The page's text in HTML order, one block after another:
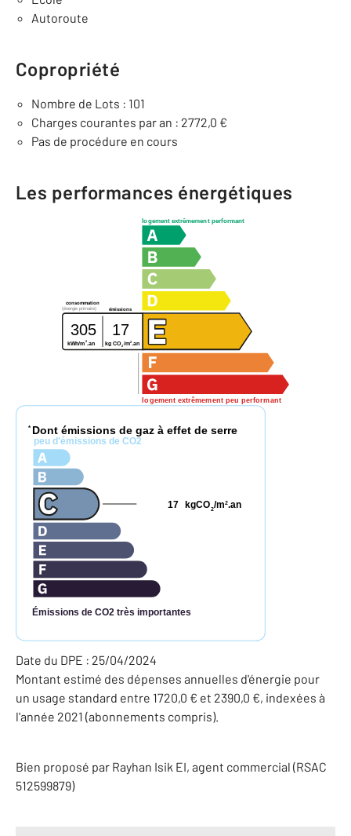
Autoroute
Copropriété
Nombre de Lots : 101
Charges courantes par an : 2772,0 €
Pas de procédure en cours
Les performances énergétiques
logement extrêmement performant
logement extrêmement peu performant
consommation
émissions
(énergie primaire)
305 17
kWh/m2.an kg CO2/m2 .an
* Dont émissions de gaz à effet de serre
peu d'émissions de CO2
Émissions de CO2 très importantes
kgCO2/m2.an
17
Date du DPE : 25/04/2024
Montant estimé des dépenses annuelles d'énergie pour
un usage standard entre 1720,0 € et 2390,0 €, indexées à
l'année 2021 (abonnements compris).
Bien proposé par Rayhan Isik EI, agent commercial (RSAC
512599879)